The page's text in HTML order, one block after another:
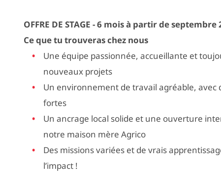
OFFRE DE STAGE - 6 mois à partir de septembre
Ce que tu trouveras chez nous
Une équipe passionnée, accueillante et
nouveaux projets
Un environnement de travail agréable, avec
fortes
Un ancrage local solide et une ouverture
notre maison mère Agrico
Des missions variées et de vrais
l’impact !